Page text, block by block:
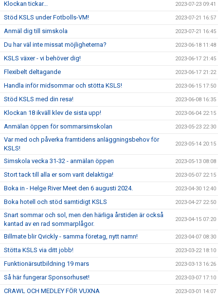
Klockan tickar... 2023-07-23 09:41
Stöd KSLS under Fotbolls-VM! 2023-07-21 16:57
Anmäl dig till simskola 2023-07-21 16:45
Du har väl inte missat möjligheterna? 2023-06-18 11:48
KSLS växer - vi behöver dig! 2023-06-17 21:45
Flexibelt deltagande 2023-06-17 21:22
Handla inför midsommar och stötta KSLS! 2023-06-15 17:50
Stöd KSLS med din resa! 2023-06-08 16:35
Klockan 18 ikväll klev de sista upp! 2023-06-04 22:15
Anmälan öppen för sommarsimskolan 2023-05-23 22:30
Var med och påverka framtidens anläggningsbehov för
KSLS!
2023-05-14 20:15
Simskola vecka 31-32 - anmälan öppen 2023-05-13 08:08
Stort tack till alla er som varit delaktiga! 2023-05-07 22:15
Boka in - Helge River Meet den 6 augusti 2024. 2023-04-30 12:40
Boka hotell och stöd samtidigt KSLS 2023-04-27 22:50
Snart sommar och sol, men den härliga årstiden är också
kantad av en rad sommarplågor.
2023-04-15 07:20
Billmate blir Qvickly - samma företag, nytt namn! 2023-04-07 08:30
Stötta KSLS via ditt jobb! 2023-03-22 18:10
Funktionärsutbildning 19 mars 2023-03-13 16:26
Så här fungerar Sponsorhuset! 2023-03-07 17:10
CRAWL OCH MEDLEY FÖR VUXNA 2023-03-01 14:07